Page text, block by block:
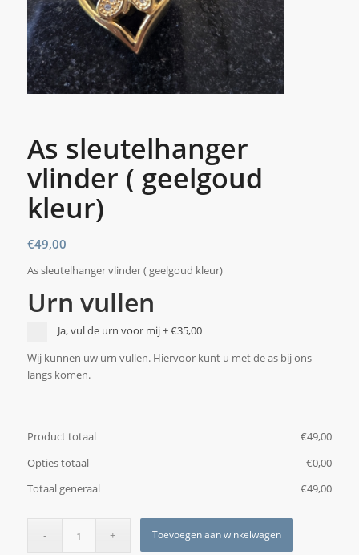
As sleutelhanger
vlinder ( geelgoud
kleur)
€49,00
As sleutelhanger vlinder ( geelgoud kleur)
Urn vullen
Ja, vul de urn voor mij+€35,00
Wij kunnen uw urn vullen. Hiervoor kunt u met de as bij ons
langs komen.
Product totaal €‎49,00
Opties totaal
€‎0,00
Totaal generaal
€‎49,00
Toevoegen aan winkelwagen